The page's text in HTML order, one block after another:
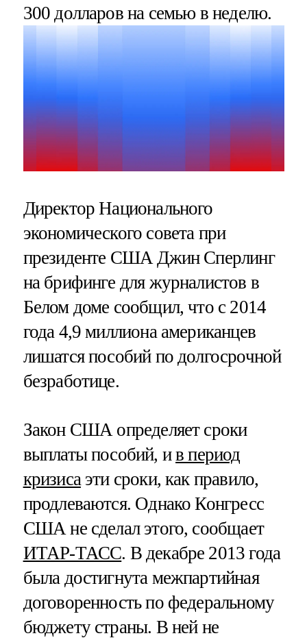
300 долларов на семью в неделю.
Директор Национального
экономического совета при
президенте США Джин Сперлинг
на брифинге для журналистов в
Белом доме сообщил, что с 2014
года 4,9 миллиона американцев
лишатся пособий по долгосрочной
безработице.
Закон США определяет сроки
выплаты пособий, ив период
кризиса эти сроки, как правило,
продлеваются. Однако Конгресс
США не сделал этого, сообщает
ИТАР-ТАСС. В декабре 2013 года
была достигнута межпартийная
договоренность по федеральному
бюджету страны. В ней не